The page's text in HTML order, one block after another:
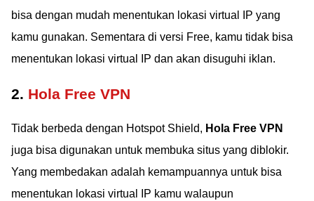
bisa dengan mudah menentukan lokasi virtual IP yang
kamu gunakan. Sementara di versi Free, kamu tidak bisa
menentukan lokasi virtual IP dan akan disuguhi iklan.
2. Hola Free VPN
Tidak berbeda dengan Hotspot Shield, Hola Free VPN
juga bisa digunakan untuk membuka situs yang diblokir.
Yang membedakan adalah kemampuannya untuk bisa
menentukan lokasi virtual IP kamu walaupun